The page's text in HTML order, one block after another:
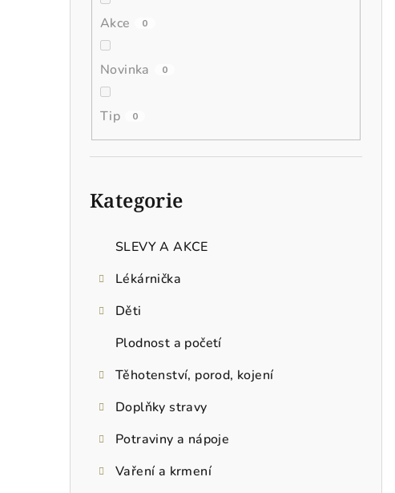
Akce 0
Novinka 0
Tip 0
Kategorie
SLEVY A AKCE
Lékárnička
Děti
Plodnost a početí
Těhotenství, porod, kojení
Doplňky stravy
Potraviny a nápoje
Vaření a krmení